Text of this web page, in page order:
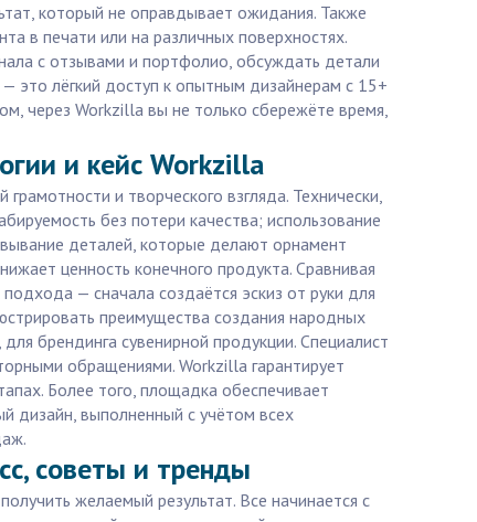
который не оправдывает ожидания. Также
в печати или на различных поверхностях.
с отзывами и портфолио, обсуждать детали
это лёгкий доступ к опытным дизайнерам с 15+
через Workzilla вы не только сбережёте время,
и кейс Workzilla
и творческого взгляда. Технически,
без потери качества; использование
деталей, которые делают орнамент
ценность конечного продукта. Сравнивая
— сначала создаётся эскиз от руки для
преимущества создания народных
брендинга сувенирной продукции. Специалист
обращениями. Workzilla гарантирует
Более того, площадка обеспечивает
дизайн, выполненный с учётом всех
советы и тренды
желаемый результат. Все начинается с